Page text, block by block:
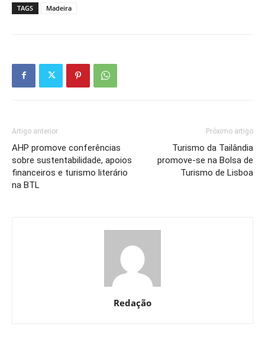
TAGS Madeira
Artigo anterior
AHP promove conferências
sobre sustentabilidade, apoios
financeiros e turismo literário
na BTL
Próximo artigo
Turismo da Tailândia
promove-se na Bolsa de
Turismo de Lisboa
Redação